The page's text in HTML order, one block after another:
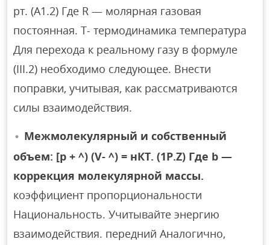
рт. (А1.2) Где R — молярная газовая
постоянная. T- термодинамика температура
Для перехода к реальному газу в формуле
(III.2) необходимо следующее. Внести
поправки, учитывая, как рассматриваются
силы взаимодействия.
Межмолекулярный и собственный
объем: [p + ^) (V- ^) = нКТ. (1P.Z) Где b —
коррекция молекулярной массы.
коэффициент пропорциональности
Национальность. Учитывайте энергию
взаимодействия. передний Аналогично,